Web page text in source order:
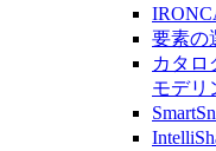
要素の
カタロ
モデリ